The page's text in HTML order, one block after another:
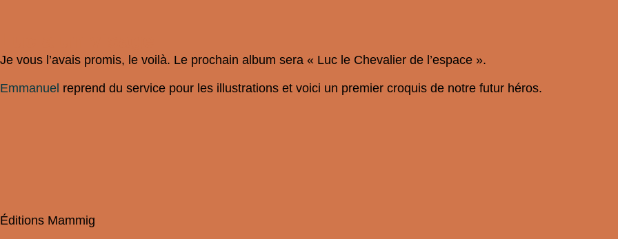
Je vous l’avais promis, le voilà. Le prochain album sera « Luc le Chevalier de l’espace ».
Emmanuel reprend du service pour les illustrations et voici un premier croquis de notre futur héros.
Éditions Mammig